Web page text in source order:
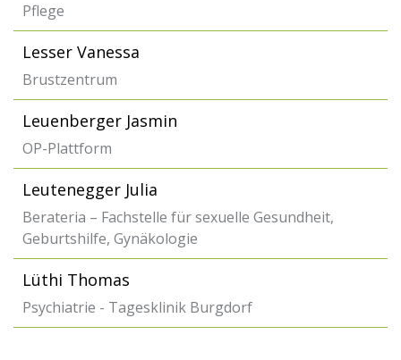
Pflege
Lesser Vanessa
Brustzentrum
Leuenberger Jasmin
OP-Plattform
Leutenegger Julia
Berateria – Fachstelle für sexuelle Gesundheit,
Geburtshilfe, Gynäkologie
Lüthi Thomas
Psychiatrie - Tagesklinik Burgdorf